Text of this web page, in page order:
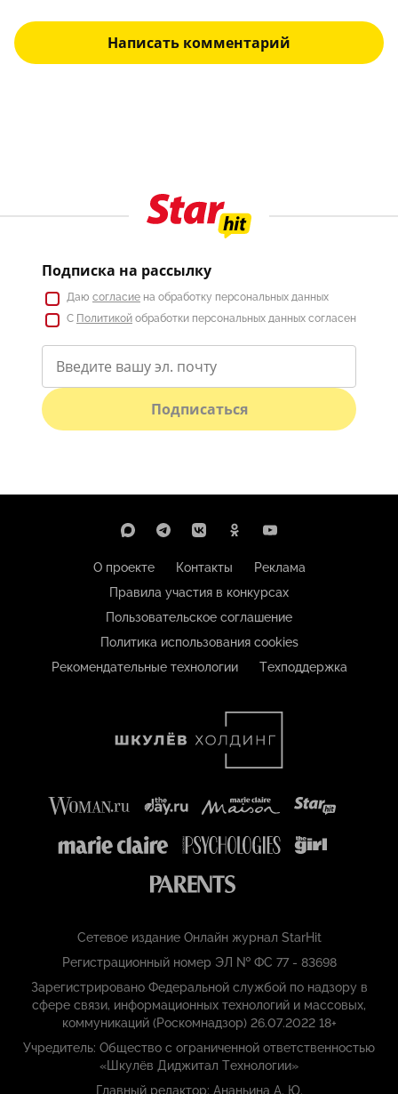
Написать комментарий
Подписка на рассылку
Даю согласие на обработку персональных данных
С Политикой обработки персональных данных согласен
Подписаться
О проекте Контакты
Реклама
Правила участия в конкурсах
Пользовательское соглашение
Политика использования cookies
Рекомендательные технологии
Техподдержка
Сетевое издание Онлайн журнал StarHit
Регистрационный номер ЭЛ № ФС 77 - 83698
Зарегистрировано Федеральной службой по надзору в
сфере связи, информационных технологий и массовых,
коммуникаций (Роскомнадзор) 26.07.2022 18+
Учредитель: Общество с ограниченной ответственностью
«Шкулёв Диджитал Технологии»
Главный редактор: Ананьина А. Ю.